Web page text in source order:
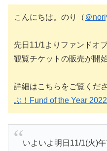
こんにちは。のり（ ＠
先日11/1よりファンドオ
観覧チケットの販売が開
詳細はこちらをご覧くだ
ぶ！Fund of the Year 2022
いよいよ明日11/1(火)